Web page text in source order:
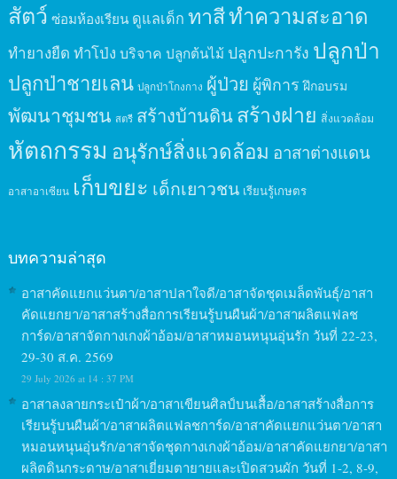
สัตว์ ซ่อมห้องเรียน ดูแลเด็ก ทาสีทำความสะอาด
ทำยางยืด ทำโป่ง บริจาค ปลูกต้นไม้ ปลูกปะการัง ปลูกป่า
ปลูกป่าชายเลน ปลูกป่าโกงกาง ผู้ป่วย ผู้พิการ ฝึกอบรม
พัฒนาชุมชน สตรี สร้างบ้านดินสร้างฝาย สิ่งแวดล้อม
หัตถกรรม อนุรักษ์สิ่งแวดล้อม อาสาต่างแดน
อาสาอาเซียน เก็บขยะ เด็กเยาวชน เรียนรู้เกษตร
บทความล่าสุด
อาสาคัดแยกแว่นตา/อาสาปลาใจดี/อาสาจัดชุดเมล็ดพันธุ์/อาสา
คัดแยกยา/อาสาสร้างสื่อการเรียนรู้บนผืนผ้า/อาสาผลิตแฟลช
การ์ด/อาสาจัดกางเกงผ้าอ้อม/อาสาหมอนหนุนอุ่นรัก วันที่ 22-23,
29-30 ส.ค. 2569
29 July 2026 at 14 : 37 PM
อาสาลงลายกระเป๋าผ้า/อาสาเขียนศิลป์บนเสื้อ/อาสาสร้างสื่อการ
เรียนรู้บนผืนผ้า/อาสาผลิตแฟลชการ์ด/อาสาคัดแยกแว่นตา/อาสา
หมอนหนุนอุ่นรัก/อาสาจัดชุดกางเกงผ้าอ้อม/อาสาคัดแยกยา/อาสา
ผลิตดินกระดาษ/อาสาเยี่ยมตายายและเปิดสวนผัก วันที่ 1-2, 8-9,